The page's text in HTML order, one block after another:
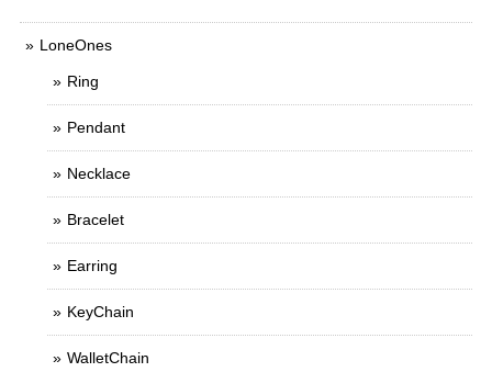
LoneOnes
Ring
Pendant
Necklace
Bracelet
Earring
KeyChain
WalletChain